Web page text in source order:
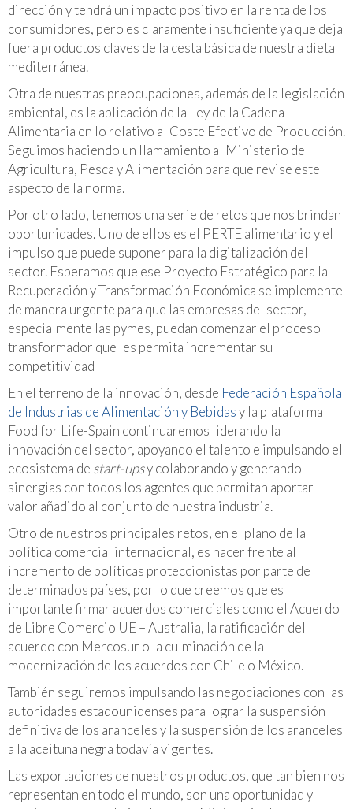
dirección y tendrá un impacto positivo en la renta de los
consumidores, pero es claramente insuficiente ya que deja
fuera productos claves de la cesta básica de nuestra dieta
mediterránea.
Otra de nuestras preocupaciones, además de la legislación
ambiental, es la aplicación de la Ley de la Cadena
Alimentaria en lo relativo al Coste Efectivo de Producción.
Seguimos haciendo un llamamiento al Ministerio de
Agricultura, Pesca y Alimentación para que revise este
aspecto de la norma.
Por otro lado, tenemos una serie de retos que nos brindan
oportunidades. Uno de ellos es el PERTE alimentario y el
impulso que puede suponer para la digitalización del
sector. Esperamos que ese Proyecto Estratégico para la
Recuperación y Transformación Económica se implemente
de manera urgente para que las empresas del sector,
especialmente las pymes, puedan comenzar el proceso
transformador que les permita incrementar su
competitividad
En el terreno de la innovación, desde Federación Española
de Industrias de Alimentación y Bebidasy la plataforma
Food for Life-Spain continuaremos liderando la
innovación del sector, apoyando el talento e impulsando el
ecosistema de start-upsy colaborando y generando
sinergias con todos los agentes que permitan aportar
valor añadido al conjunto de nuestra industria.
Otro de nuestros principales retos, en el plano de la
política comercial internacional, es hacer frente al
incremento de políticas proteccionistas por parte de
determinados países, por lo que creemos que es
importante firmar acuerdos comerciales como el Acuerdo
de Libre Comercio UE – Australia, la ratificación del
acuerdo con Mercosur o la culminación de la
modernización de los acuerdos con Chile o México.
También seguiremos impulsando las negociaciones con las
autoridades estadounidenses para lograr la suspensión
definitiva de los aranceles y la suspensión de los aranceles
a la aceituna negra todavía vigentes.
Las exportaciones de nuestros productos, que tan bien nos
representan en todo el mundo, son una oportunidad y